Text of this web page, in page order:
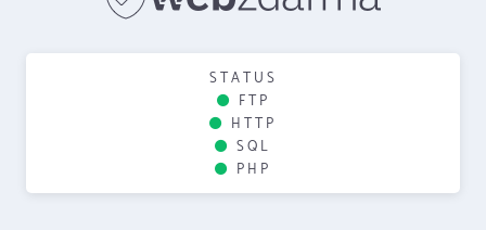
STATUS
FTP
HTTP
SQL
PHP